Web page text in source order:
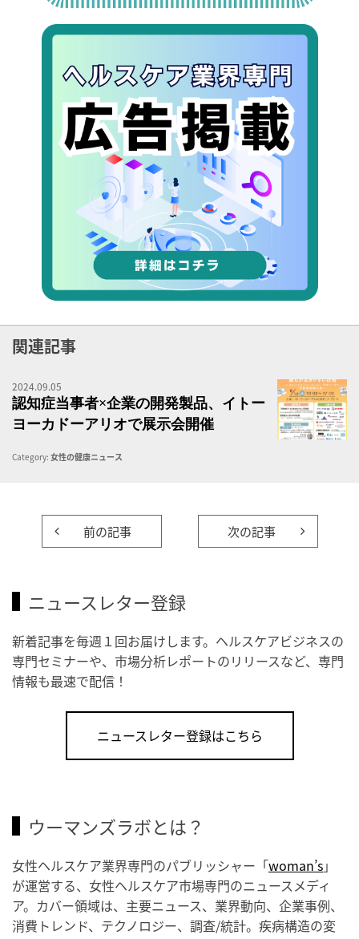
関連記事
2024.09.05
認知症当事者×企業の開発製品、イトー
ヨーカドーアリオで展示会開催
Category: 女性の健康ニュース
前の記事 次の記事
ニュースレター登録
新着記事を毎週１回お届けします。ヘルスケアビジネスの
専門セミナーや、市場分析レポートのリリースなど、専門
情報も最速で配信！
ニュースレター登録はこちら
ウーマンズラボとは？
女性ヘルスケア業界専門のパブリッシャー「woman’s」
が運営する、女性ヘルスケア市場専門のニュースメディ
ア。カバー領域は、主要ニュース、業界動向、企業事例、
消費トレンド、テクノロジー、調査/統計。疾病構造の変